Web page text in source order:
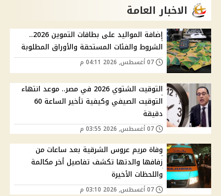
الاخبار العامة
إضافة المواليد على بطاقات التموين 2026..
الشروط والفئات المستحقة والأوراق المطلوبة
التوقيت الشتوي 2026 في مصر.. موعد انتهاء
التوقيت الصيفي وكيفية تأخير الساعة 60
دقيقة
وفاة مريم عروس الشرقية بعد ساعات من
زفافها والدتها تكشف تفاصيل أخر مكالمة
واللحظات الأخيرة